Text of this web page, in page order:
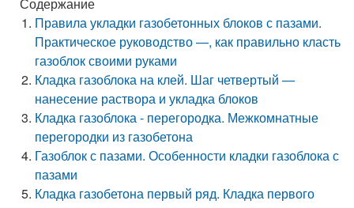
Правила укладки газобетонных блоков с пазами.
Практическое руководство —, как правильно класть
газоблок своими руками
Кладка газоблока на клей. Шаг четвертый —
нанесение раствора и укладка блоков
Кладка газоблока - перегородка. Межкомнатные
перегородки из газобетона
Газоблок с пазами. Особенности кладки газоблока с
пазами
Кладка газобетона первый ряд. Кладка первого